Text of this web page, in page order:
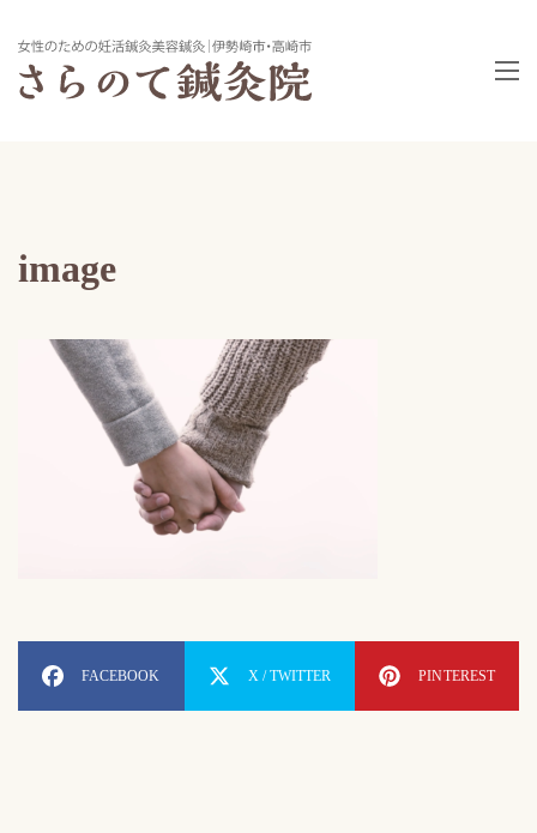
image
FACEBOOK X / TWITTER PINTEREST